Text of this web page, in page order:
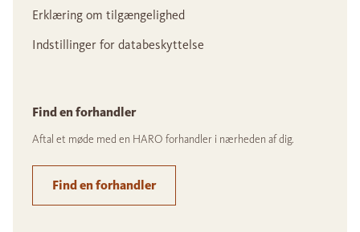
Erklæring om tilgængelighed
Indstillinger for databeskyttelse
Find en forhandler
Aftal et møde med en HARO forhandler i nærheden af dig.
Find en forhandler